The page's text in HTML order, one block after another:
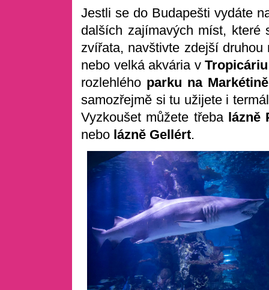
Jestli se do Budapešti vydáte
dalších zajímavých míst, které
zvířata, navštivte zdejší
nebo velká akvária v Tropicáriu
rozlehlého parku na
samozřejmě si tu užijete i
Vyzkoušet můžete třeba lázně
nebo lázně Gellért.